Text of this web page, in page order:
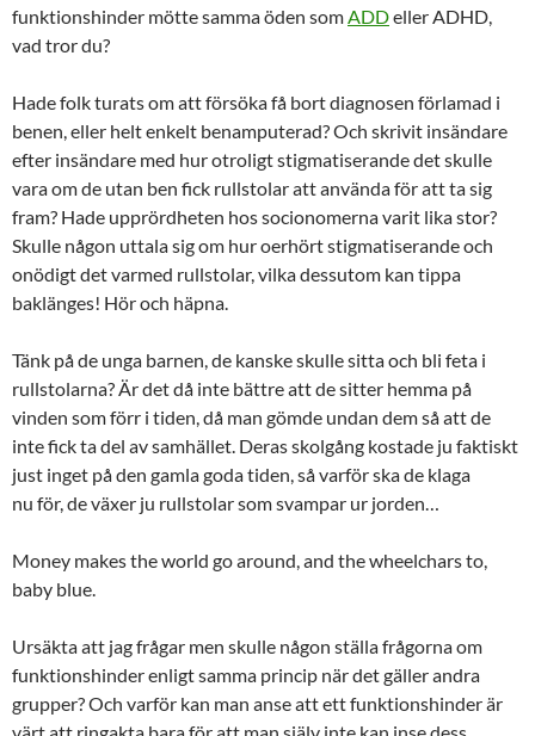
funktionshinder mötte samma öden somADDeller ADHD,
vad tror du?
Hade folk turats om att försöka få bort diagnosen förlamad i
benen, eller helt enkelt benamputerad? Och skrivit insändare
efter insändare med hur otroligt stigmatiserande det skulle
vara om de utan ben fick rullstolar att använda för att ta sig
fram? Hade upprördheten hos socionomerna varit lika stor?
Skulle någon uttala sig om hur oerhört stigmatiserande och
onödigt det varmed rullstolar, vilka dessutom kan tippa
baklänges! Hör och häpna.
Tänk på de unga barnen, de kanske skulle sitta och bli feta i
rullstolarna? Är det då inte bättre att de sitter hemma på
vinden som förr i tiden, då man gömde undan dem så att de
inte fick ta del av samhället. Deras skolgång kostade ju faktiskt
just inget på den gamla goda tiden, så varför ska de klaga
nu för, de växer ju rullstolar som svampar ur jorden…
Money makes the world go around, and the wheelchars to,
baby blue.
Ursäkta att jag frågar men skulle någon ställa frågorna om
funktionshinder enligt samma princip när det gäller andra
grupper? Och varför kan man anse att ett funktionshinder är